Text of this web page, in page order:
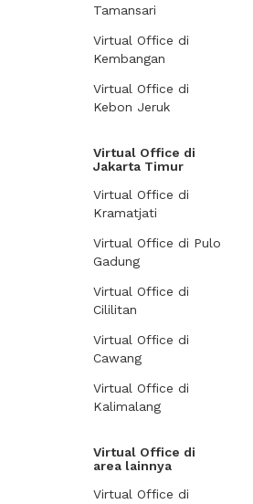
Tamansari
Virtual Office di
Kembangan
Virtual Office di
Kebon Jeruk
Virtual Office di
Jakarta Timur
Virtual Office di
Kramatjati
Virtual Office di Pulo
Gadung
Virtual Office di
Cililitan
Virtual Office di
Cawang
Virtual Office di
Kalimalang
Virtual Office di
area lainnya
Virtual Office di